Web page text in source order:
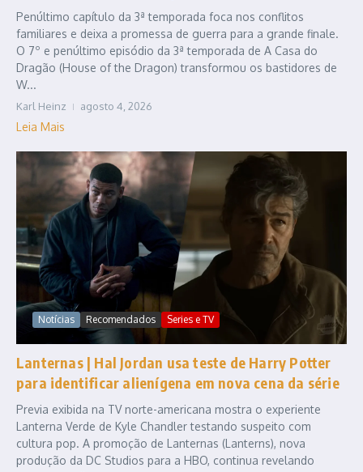
Penúltimo capítulo da 3ª temporada foca nos conflitos
familiares e deixa a promessa de guerra para a grande finale.
O 7º e penúltimo episódio da 3ª temporada de A Casa do
Dragão (House of the Dragon) transformou os bastidores de
W...
Karl Heinz agosto 4, 2026
Leia Mais
Notícias Recomendados Series e TV
Lanternas | Hal Jordan usa teste de Harry Potter
para identificar alienígena em nova cena da série
Previa exibida na TV norte-americana mostra o experiente
Lanterna Verde de Kyle Chandler testando suspeito com
cultura pop. A promoção de Lanternas (Lanterns), nova
produção da DC Studios para a HBO, continua revelando